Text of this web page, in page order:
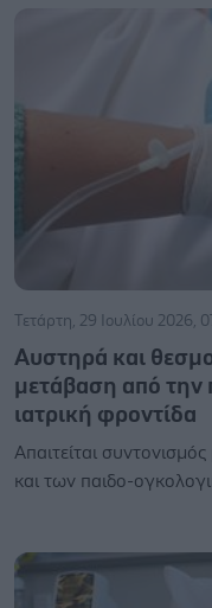
Τετάρτη, 29 Ιουλίου 2026,
Aυστηρά και
μετάβαση από την
ιατρική φροντίδα
Απαιτείται
και των παιδο-